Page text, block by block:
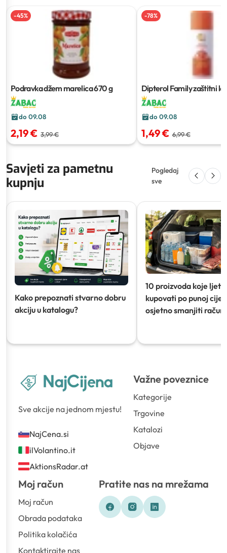
-45%
Podravka džem marelica670 g
do 09.08
2,19 € 3,99 €
-78%
Dipterol Family zaštitni
do 09.08
1,49 € 6,99 €
Savjeti za pametnu
kupnju
Pogledaj
sve
Kako prepoznati stvarno dobru
akciju u katalogu?
10 proizvoda koje ljeti
kupovati po punoj
osjetno smanjiti račun)
Sve akcije na jednom mjestu!
NajCena.si
ilVolantino.it
AktionsRadar.at
Važne poveznice
Kategorije
Trgovine
Katalozi
Objave
Moj račun
Moj račun
Obrada podataka
Politika kolačića
Kontaktirajte nas
Pratite nas na mrežama